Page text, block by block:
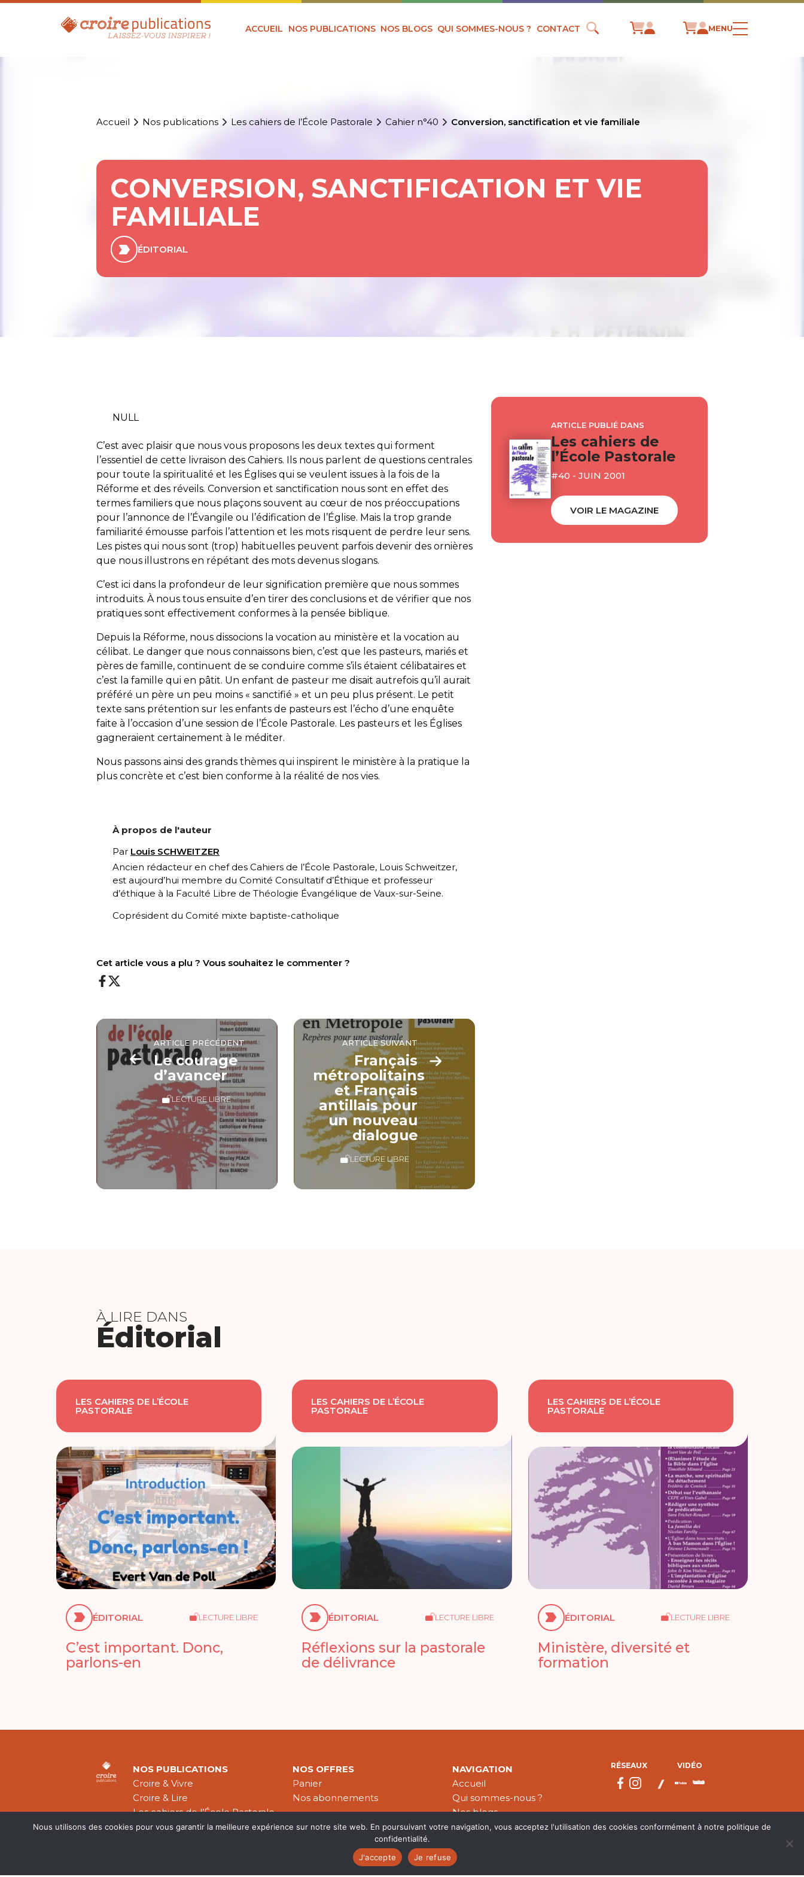
ACCUEIL NOS PUBLICATIONS NOS BLOGS QUI SOMMES-NOUS ? CONTACT MENU
Accueil Nos publications Les cahiers de l’École Pastorale Cahier n°40 Conversion, sanctification et vie familiale
CONVERSION, SANCTIFICATION ET VIE
FAMILIALE
ÉDITORIAL
NULL
C’est avec plaisir que nous vous proposons les deux textes qui forment
l’essentiel de cette livraison des Cahiers. Ils nous parlent de questions centrales
pour toute la spiritualité et les Églises qui se veulent issues à la fois de la
Réforme et des réveils. Conversion et sanctification nous sont en effet des
termes familiers que nous plaçons souvent au cœur de nos préoccupations
pour l’annonce de l’Évangile ou l’édification de l’Église. Mais la trop grande
familiarité émousse parfois l’attention et les mots risquent de perdre leur sens.
Les pistes qui nous sont (trop) habituelles peuvent parfois devenir des ornières
que nous illustrons en répétant des mots devenus slogans.
C’est ici dans la profondeur de leur signification première que nous sommes
introduits. À nous tous ensuite d’en tirer des conclusions et de vérifier que nos
pratiques sont effectivement conformes à la pensée biblique.
Depuis la Réforme, nous dissocions la vocation au ministère et la vocation au
célibat. Le danger que nous connaissons bien, c’est que les pasteurs, mariés et
pères de famille, continuent de se conduire comme s’ils étaient célibataires et
c’est la famille qui en pâtit. Un enfant de pasteur me disait autrefois qu’il aurait
préféré un père un peu moins « sanctifié » et un peu plus présent. Le petit
texte sans prétention sur les enfants de pasteurs est l’écho d’une enquête
faite à l’occasion d’une session de l’École Pastorale. Les pasteurs et les Églises
gagneraient certainement à le méditer.
Nous passons ainsi des grands thèmes qui inspirent le ministère à la pratique la
plus concrète et c’est bien conforme à la réalité de nos vies.
À propos de l'auteur
Par Louis SCHWEITZER
Ancien rédacteur en chef des Cahiers de l’École Pastorale, Louis Schweitzer,
est aujourd’hui membre du Comité Consultatif d’Éthique et professeur
d’éthique à la Faculté Libre de Théologie Évangélique de Vaux-sur-Seine.
Coprésident du Comité mixte baptiste-catholique
Cet article vous a plu ? Vous souhaitez le commenter ?
ARTICLE PRÉCÉDENT
Le courage
d’avancer
LECTURE LIBRE
ARTICLE SUIVANT
Français
métropolitains
et Français
antillais pour
un nouveau
dialogue
LECTURE LIBRE
ARTICLE PUBLIÉ DANS
Les cahiers de
l’École Pastorale
#40 - JUIN 2001
VOIR LE MAGAZINE
À LIRE DANS
Éditorial
LES CAHIERS DE L’ÉCOLE
PASTORALE
ÉDITORIAL LECTURE LIBRE
C’est important. Donc,
parlons-en
LES CAHIERS DE L’ÉCOLE
PASTORALE
ÉDITORIAL LECTURE LIBRE
Réflexions sur la pastorale
de délivrance
LES CAHIERS DE L’ÉCOLE
PASTORALE
ÉDITORIAL LECTURE LIBRE
Ministère, diversité et
formation
NOS PUBLICATIONS
Croire & Vivre
Croire & Lire
Les cahiers de l’École Pastorale
Théologie Évangélique
NOS OFFRES
Panier
Nos abonnements
NAVIGATION
Accueil
Qui sommes-nous ?
Nos blogs
Nos publications
RÉSEAUX VIDÉO
Nous utilisons des cookies pour vous garantir la meilleure expérience sur notre site web. En poursuivant votre navigation, vous acceptez l'utilisation des cookies conformément à notre politique de
confidentialité.
J'accepte
Je refuse